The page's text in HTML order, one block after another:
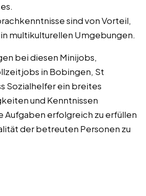
sind von Vorteil,
multikulturellen Umgebungen.
bei diesen Minijobs,
in Bobingen, St
Sozialhelfer ein breites
und Kenntnissen
Aufgaben erfolgreich zu erfüllen
der betreuten Personen zu